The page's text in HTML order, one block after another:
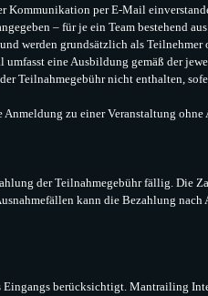
Kommunikation per E-Mail
– für je ein Team bestehend
werden grundsätzlich als Teilnehmer
eine Ausbildung gemäß der
Teilnahmegebühr nicht enthalten,
zu einer Veranstaltung ohne
der Teilnahmegebühr fällig. Die
kann die Bezahlung nach
berücksichtigt. Mantrailing